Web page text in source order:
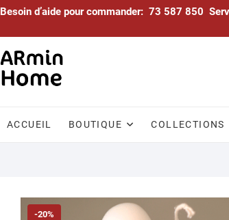
Skip
content
Besoin d’aide pour commander: 73 587 850
ACCUEIL BOUTIQUE COLLECTIONS
-20%